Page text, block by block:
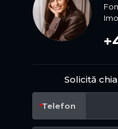
Solicită
Telefon